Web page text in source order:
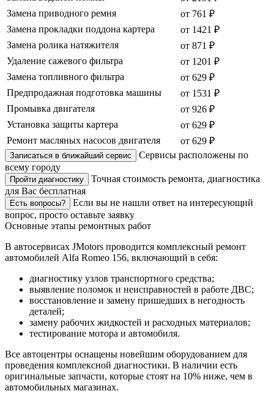
Замена приводного ремня
от 761 ₽
Замена прокладки поддона картера
от 1421 ₽
Замена ролика натяжителя
от 871 ₽
Удаление сажевого фильтра
от 1201 ₽
Замена топливного фильтра
от 629 ₽
Предпродажная подготовка машины
от 1531 ₽
Промывка двигателя
от 926 ₽
Установка защиты картера
от 629 ₽
Ремонт масляных насосов двигателя
от 629 ₽
Записаться в ближайший сервис
Сервисы расположены по
всему городу
Пройти диагностику
Точная стоимость ремонта, диагностика
для Вас бесплатная
Есть вопросы?
Если вы не нашли ответ на интересующий
вопрос, просто оставьте заявку
Основные этапы ремонтных работ
В автосервисах JMotors проводится комплексный ремонт
автомобилей Alfa Romeo 156, включающий в себя:
диагностику узлов транспортного средства;
выявление поломок и неисправностей в работе ДВС;
восстановление и замену пришедших в негодность
деталей;
замену рабочих жидкостей и расходных материалов;
тестирование мотора и автомобиля.
Все автоцентры оснащены новейшим оборудованием для
проведения комплексной диагностики. В наличии есть
оригинальные запчасти, которые стоят на 10% ниже, чем в
автомобильных магазинах.